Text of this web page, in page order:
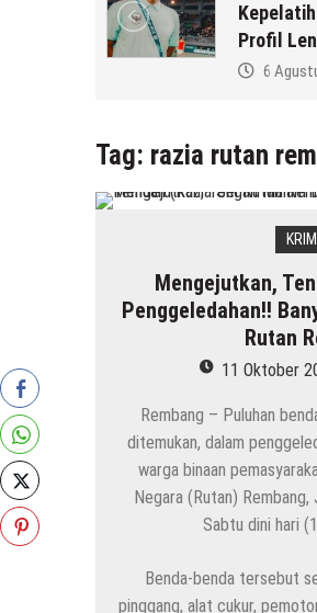
Profil
6
Tag: razia rutan
Mengejutkan,
Penggeledahan!!
Rutan
11 Oktober
Rembang – Puluhan
ditemukan, dalam
warga binaan
Negara (Rutan)
Sabtu dini hari
Benda-benda tersebut
pinggang, alat cukur,